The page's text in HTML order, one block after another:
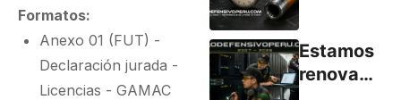
Formatos:
Anexo 01 (FUT) -
Declaración jurada -
Licencias - GAMAC
dice.
Menos
de 2
Estamos
renovand